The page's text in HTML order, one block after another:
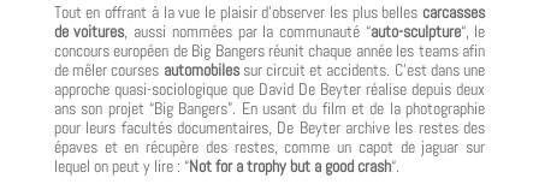
Tout en offrant à la vue le plaisir d’observer les plus bellescarcasses
de voitures, aussi nommées par la communauté “auto-sculpture“, le
concours européen de Big Bangers réunit chaque année les teams afin
de mêler courses automobilessur circuit et accidents. C’est dans une
approche quasi-sociologique que David De Beyter réalise depuis deux
ans son projet “Big Bangers”. En usant du film et de la photographie
pour leurs facultés documentaires, De Beyter archive les restes des
épaves et en récupère des restes, comme un capot de jaguar sur
lequel on peut y lire : “Not for a trophy but a good crash“.